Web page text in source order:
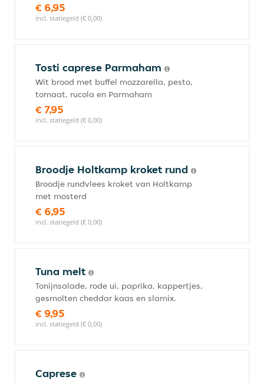
€ 6,95
incl. statiegeld (€ 0,00)
Tosti caprese Parmaham
Wit brood met buffel mozzarella, pesto,
tomaat, rucola en Parmaham
€ 7,95
incl. statiegeld (€ 0,00)
Broodje Holtkamp kroket rund
Broodje rundvlees kroket van Holtkamp
met mosterd
€ 6,95
incl. statiegeld (€ 0,00)
Tuna melt
Tonijnsalade, rode ui, paprika, kappertjes,
gesmolten cheddar kaas en slamix.
€ 9,95
incl. statiegeld (€ 0,00)
Caprese